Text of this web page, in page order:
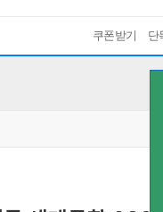
쿠폰받기 단